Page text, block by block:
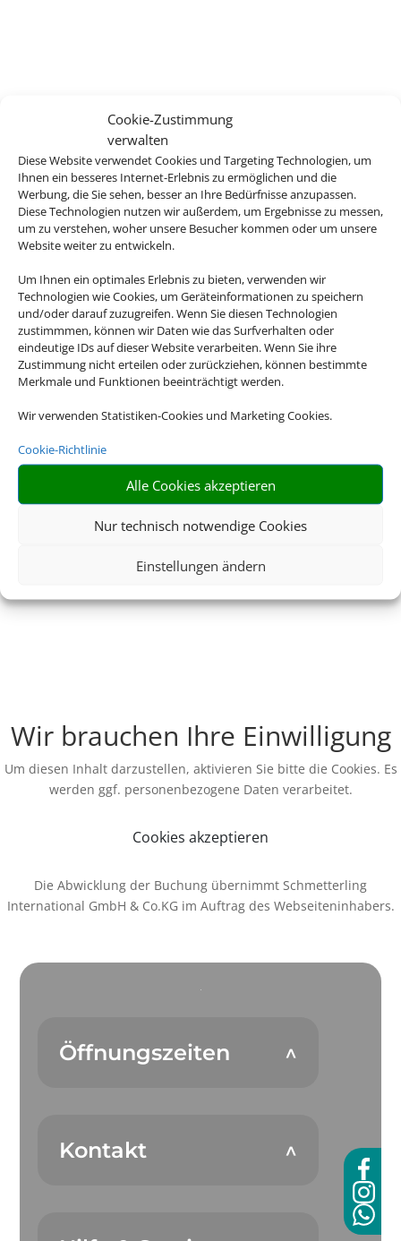
Cookie-Zustimmung
verwalten
Diese Website verwendet Cookies und Targeting Technologien, um
Ihnen ein besseres Internet-Erlebnis zu ermöglichen und die
Werbung, die Sie sehen, besser an Ihre Bedürfnisse anzupassen.
Diese Technologien nutzen wir außerdem, um Ergebnisse zu messen,
um zu verstehen, woher unsere Besucher kommen oder um unsere
Website weiter zu entwickeln.
Um Ihnen ein optimales Erlebnis zu bieten, verwenden wir
Technologien wie Cookies, um Geräteinformationen zu speichern
und/oder darauf zuzugreifen. Wenn Sie diesen Technologien
zustimmmen, können wir Daten wie das Surfverhalten oder
eindeutige IDs auf dieser Website verarbeiten. Wenn Sie ihre
Zustimmung nicht erteilen oder zurückziehen, können bestimmte
Merkmale und Funktionen beeinträchtigt werden.
Wir verwenden Statistiken-Cookies und Marketing Cookies.
Cookie-Richtlinie
Alle Cookies akzeptieren
Nur technisch notwendige Cookies
Einstellungen ändern
Wir brauchen Ihre Einwilligung
Um diesen Inhalt darzustellen, aktivieren Sie bitte die Cookies. Es
werden ggf. personenbezogene Daten verarbeitet.
Cookies akzeptieren
Die Abwicklung der Buchung übernimmt Schmetterling
International GmbH & Co.KG im Auftrag des Webseiteninhabers.
Öffnungszeiten
Kontakt